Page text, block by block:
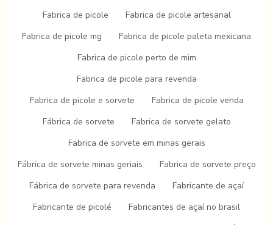
Fabrica de picole
Fabrica de picole artesanal
Fabrica de picole mg
Fabrica de picole paleta mexicana
Fabrica de picole perto de mim
Fabrica de picole para revenda
Fabrica de picole e sorvete
Fabrica de picole venda
Fábrica de sorvete
Fabrica de sorvete gelato
Fabrica de sorvete em minas gerais
Fábrica de sorvete minas geriais
Fabrica de sorvete preço
Fábrica de sorvete para revenda
Fabricante de açaí
Fabricante de picolé
Fabricantes de açaí no brasil